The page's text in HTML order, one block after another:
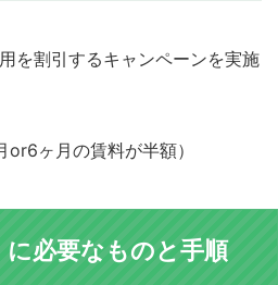
を割引するキャンペーンを実施
ヶ月の賃料が半額）
に必要なものと手順